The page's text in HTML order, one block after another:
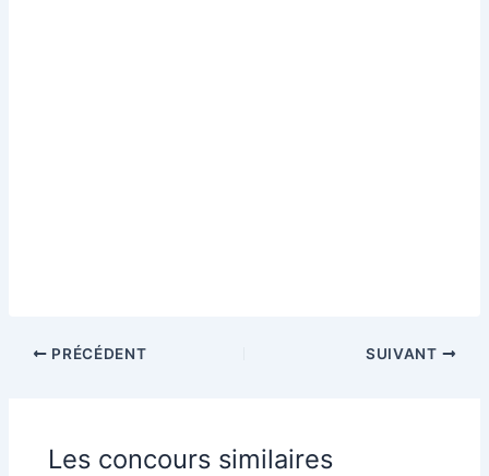
PRÉCÉDENT SUIVANT
Les concours similaires